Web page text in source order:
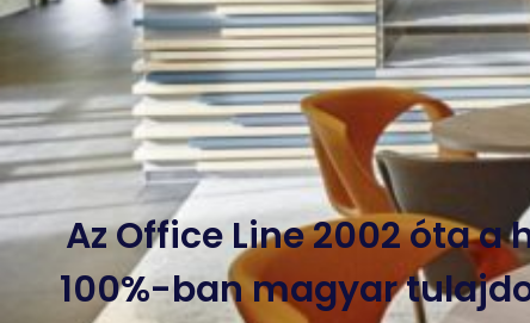
Az Office Line 2002 óta
100%-ban magyar